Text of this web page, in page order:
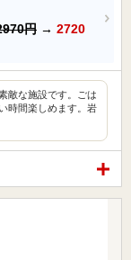
円 → 2720
敵な施設です。ごは
時間楽しめます。岩